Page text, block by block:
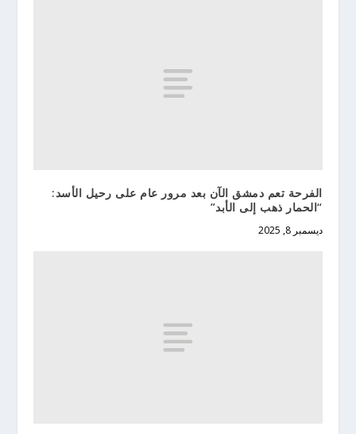
الفرحة تعم دمشق الآن بعد مرور عام على رحيل الأسد:
“الحمار ذهب إلى الأبد”
ديسمبر 8, 2025